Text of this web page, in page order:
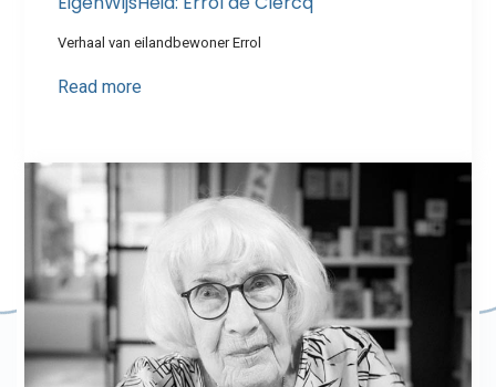
Verhaal van eilandbewoner Errol
Read more